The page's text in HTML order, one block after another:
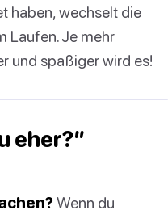
haben, wechselt die
Laufen. Je mehr
und spaßiger wird es!
eher?”
Wenn du